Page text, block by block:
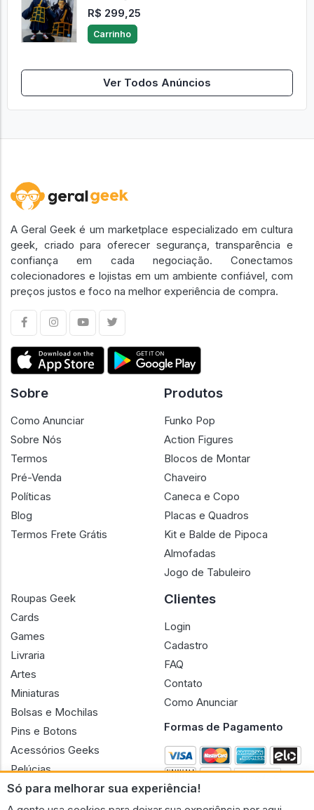
R$ 299,25
Carrinho
Ver Todos Anúncios
Só para melhorar sua experiência!
A Geral Geek é um marketplace especializado em cultura
geek, criado para oferecer segurança, transparência e
confiança em cada negociação. Conectamos
colecionadores e lojistas em um ambiente confiável, com
preços justos e foco na melhor experiência de compra.
Sobre
Como Anunciar
Sobre Nós
Termos
Pré-Venda
Políticas
Blog
Termos Frete Grátis
Produtos
Funko Pop
Action Figures
Blocos de Montar
Chaveiro
Caneca e Copo
Placas e Quadros
Kit e Balde de Pipoca
Almofadas
Jogo de Tabuleiro
Roupas Geek
Cards
Games
Livraria
Artes
Miniaturas
Bolsas e Mochilas
Pins e Botons
Acessórios Geeks
Pelúcias
Bonecas
Clientes
Login
Cadastro
FAQ
Contato
Como Anunciar
Formas de Pagamento